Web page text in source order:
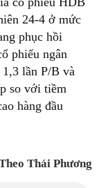
24-4 ở mức
phục hồi
phiếu ngân
lần P/B và
so với tiềm
hàng đầu
Thái Phương